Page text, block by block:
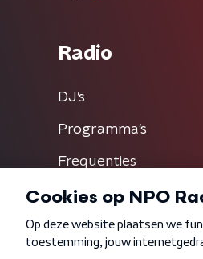
Radio
DJ’s
Programma's
Frequenties
Algemene voorwaarden